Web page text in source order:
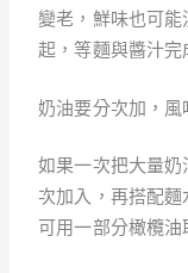
變老，鮮味也可
起，等麵與醬汁完
奶油要分次加，風
如果一次把大量
次加入，再搭配
可用一部分橄欖油